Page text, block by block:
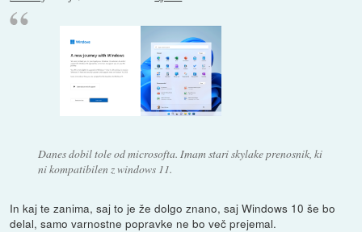
Danes dobil tole od microsofta. Imam stari skylake prenosnik, ki
ni kompatibilen z windows 11.
In kaj te zanima, saj to je že dolgo znano, saj Windows 10 še bo
delal, samo varnostne popravke ne bo več prejemal.